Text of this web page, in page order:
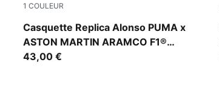
1 COULEUR
Casquette Replica Alonso PUMA x
ASTON MARTIN ARAMCO F1®
TEAM
Green Lux
43,00 €